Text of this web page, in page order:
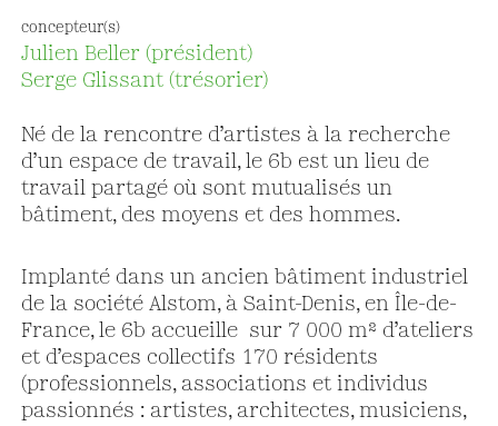
concepteur(s)
Julien Beller (président)
Serge Glissant (trésorier)
Né de la rencontre d’artistes à la recherche
d’un espace de travail, le 6b est un lieu de
travail partagé où sont mutualisés un
bâtiment, des moyens et des hommes.
Implanté dans un ancien bâtiment industriel
de la société Alstom, à Saint-Denis, en Île-de-
France, le 6b accueille sur 7 000 m² d’ateliers
et d’espaces collectifs 170 résidents
(professionnels, associations et individus
passionnés : artistes, architectes, musiciens,